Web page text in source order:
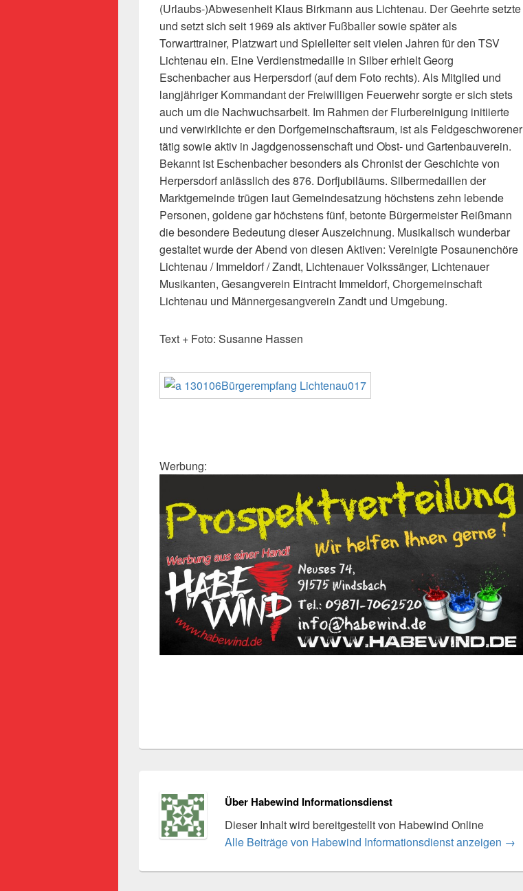
(Urlaubs-)Abwesenheit Klaus Birkmann aus Lichtenau. Der Geehrte setzte
und setzt sich seit 1969 als aktiver Fußballer sowie später als
Torwarttrainer, Platzwart und Spielleiter seit vielen Jahren für den TSV
Lichtenau ein. Eine Verdienstmedaille in Silber erhielt Georg
Eschenbacher aus Herpersdorf (auf dem Foto rechts). Als Mitglied und
langjähriger Kommandant der Freiwilligen Feuerwehr sorgte er sich stets
auch um die Nachwuchsarbeit. Im Rahmen der Flurbereinigung initiierte
und verwirklichte er den Dorfgemeinschaftsraum, ist als Feldgeschworener
tätig sowie aktiv in Jagdgenossenschaft und Obst- und Gartenbauverein.
Bekannt ist Eschenbacher besonders als Chronist der Geschichte von
Herpersdorf anlässlich des 876. Dorfjubiläums. Silbermedaillen der
Marktgemeinde trügen laut Gemeindesatzung höchstens zehn lebende
Personen, goldene gar höchstens fünf, betonte Bürgermeister Reißmann
die besondere Bedeutung dieser Auszeichnung. Musikalisch wunderbar
gestaltet wurde der Abend von diesen Aktiven: Vereinigte Posaunenchöre
Lichtenau / Immeldorf / Zandt, Lichtenauer Volkssänger, Lichtenauer
Musikanten, Gesangverein Eintracht Immeldorf, Chorgemeinschaft
Lichtenau und Männergesangverein Zandt und Umgebung.
Text + Foto: Susanne Hassen
Werbung:
Über Habewind Informationsdienst
Dieser Inhalt wird bereitgestellt von Habewind Online
Alle Beiträge von Habewind Informationsdienst anzeigen →